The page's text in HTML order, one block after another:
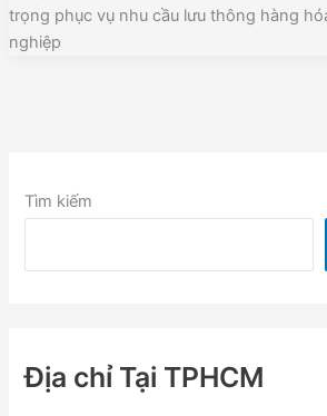
trọng phục vụ nhu cầu lưu thông hàng
nghiệp
Tìm kiếm
Địa chỉ Tại TPHCM